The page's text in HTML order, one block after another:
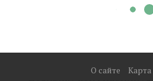
О сайте
Карта